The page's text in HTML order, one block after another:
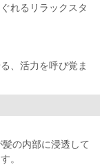
れるリラックスタ
、活力を呼び覚ま
の内部に浸透して
。